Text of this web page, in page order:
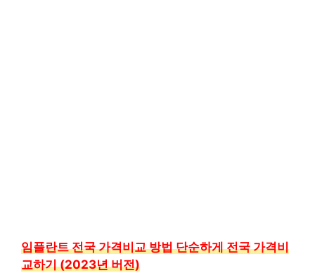
임플란트 전국 가격비교 방법 단순하게 전국 가격비
교하기 (2023년 버전)